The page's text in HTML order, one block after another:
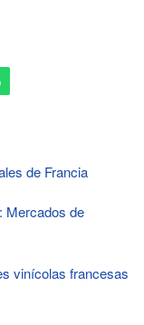
de Francia
Mercados de
vinícolas francesas